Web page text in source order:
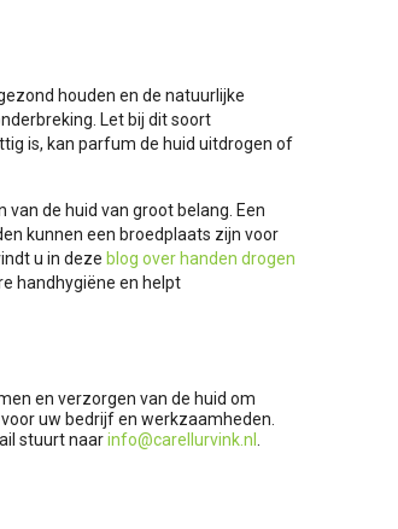
houden en de natuurlijke
Let bij dit soort
is, kan parfum de huid uitdrogen of
de huid van groot belang. Een
kunnen een broedplaats zijn voor
u in deze blog over handen drogen
handhygiëne en helpt
en verzorgen van de huid om
uw bedrijf en werkzaamheden.
stuurt naarinfo@carellurvink.nl